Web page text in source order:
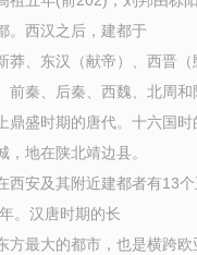
。西汉之后，建都于
莽、东汉（献帝）、西晋（
前秦、后秦、西魏、北周和
鼎盛时期的唐代。十六国时
，地在陕北靖边县。
西安及其附近建都者有13个
。汉唐时期的长
方最大的都市，也是横跨欧